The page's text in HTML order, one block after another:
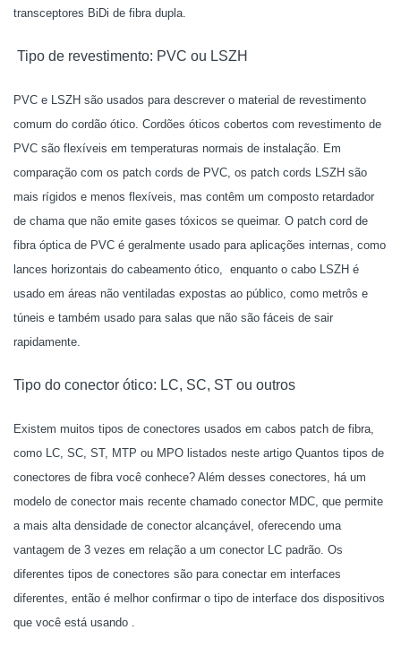
transceptores BiDi de fibra dupla.
Tipo de revestimento: PVC ou LSZH
PVC e LSZH são usados para descrever o material de revestimento
comum do cordão ótico. Cordões óticos cobertos com revestimento de
PVC são flexíveis em temperaturas normais de instalação. Em
comparação com os patch cords de PVC, os patch cords LSZH são
mais rígidos e menos flexíveis, mas contêm um composto retardador
de chama que não emite gases tóxicos se queimar. O patch cord de
fibra óptica de PVC é geralmente usado para aplicações internas, como
lances horizontais do cabeamento ótico, enquanto o cabo LSZH é
usado em áreas não ventiladas expostas ao público, como metrôs e
túneis e também usado para salas que não são fáceis de sair
rapidamente.
Tipo do conector ótico: LC, SC, ST ou outros
Existem muitos tipos de conectores usados ​​em cabos patch de fibra,
como LC, SC, ST, MTP ou MPO listados neste artigo Quantos tipos de
conectores de fibra você conhece? Além desses conectores, há um
modelo de conector mais recente chamado conector MDC, que permite
a mais alta densidade de conector alcançável, oferecendo uma
vantagem de 3 vezes em relação a um conector LC padrão. Os
diferentes tipos de conectores são para conectar em interfaces
diferentes, então é melhor confirmar o tipo de interface dos dispositivos
que você está usando .